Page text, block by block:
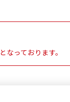
なっております。